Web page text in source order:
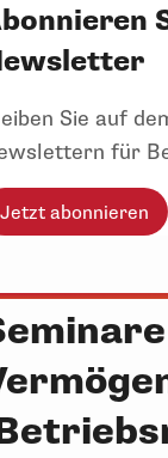
Sie auf
für
Jetzt abonnieren